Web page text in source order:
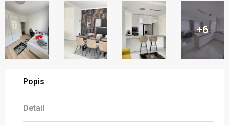
+6
Popis
Detail